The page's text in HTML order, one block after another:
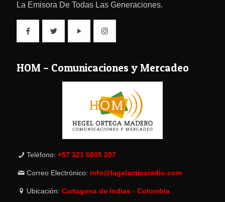
La Emisora De Todas Las Generaciones.
HOM – Comunicaciones y Mercadeo
Teléfono: +57 321 6805 207
Correo Electrónico: info@lagalacticaradio.com
Ubicación: Cartagena de Indias - Colombia